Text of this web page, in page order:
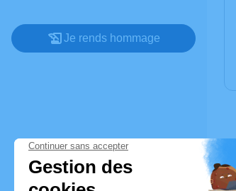
Je rends hommage